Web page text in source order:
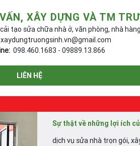
XÂY DỰNG VÀ TM
tạo sửa chữa nhà ở, văn phòng, nhà
xaydungtruongsinh.vn@gmail.com
098.460.1683 - 09889.13.866
LIÊN HỆ
Sự thật về những lợi ích
dịch vụ sửa nhà trọn gói,